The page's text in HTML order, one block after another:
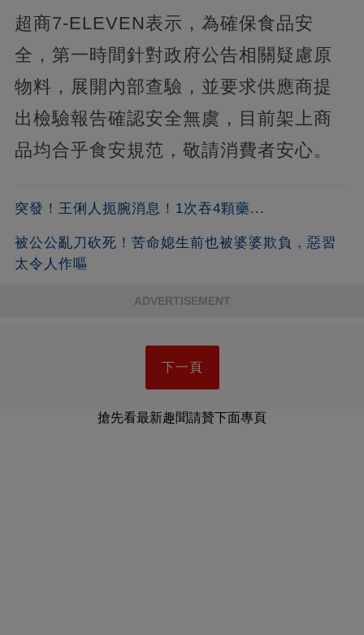
超商7-ELEVEN表示，為確保食品安
全，第一時間針對政府公告相關疑慮原
物料，展開內部查驗，並要求供應商提
出檢驗報告確認安全無虞，目前架上商
品均合乎食安規范，敬請消費者安心。
突發！王俐人扼腕消息！1次吞4顆藥...
被公公亂刀砍死！苦命媳生前也被婆婆欺負，惡習
太令人作嘔
ADVERTISEMENT
下一頁
搶先看最新趣聞請贊下面專頁